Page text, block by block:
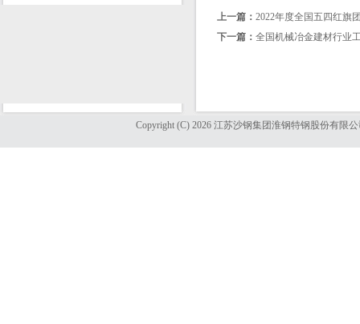
上一篇： 2022年度全国五四红旗
下一篇： 全国机械冶金建材行业
Copyright (C) 2026 江苏沙钢集团淮钢特钢股份有限